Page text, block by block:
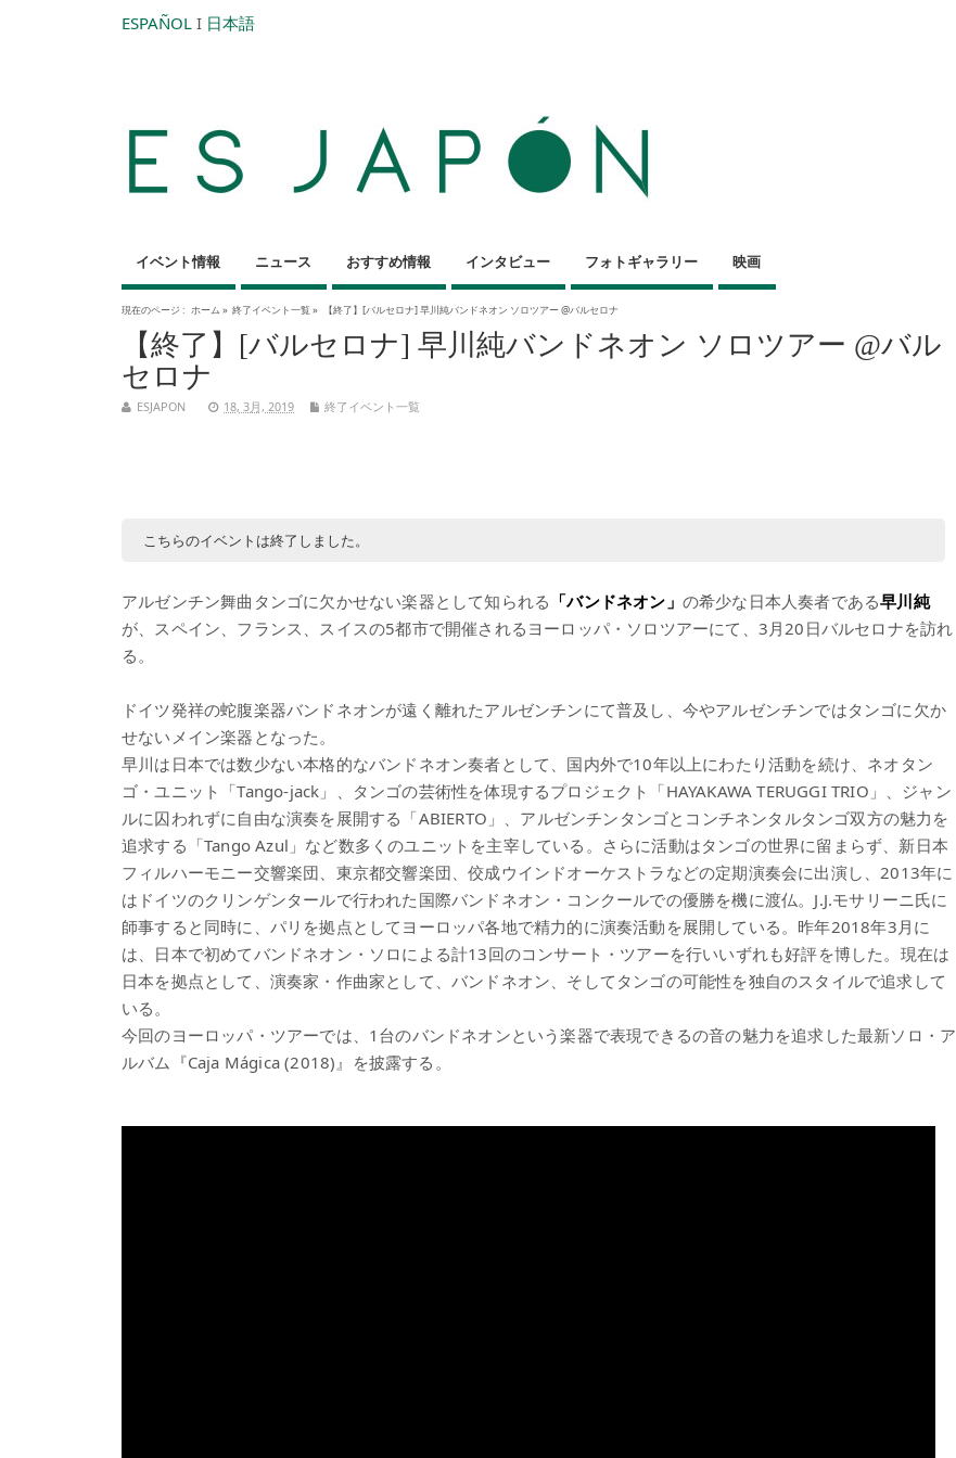
ESPAÑOL I 日本語
イベント情報 ニュース おすすめ情報 インタビュー フォトギャラリー 映画
現在のページ : ホーム » 終了イベント一覧» 【終了】[バルセロナ] 早川純バンドネオン ソロツアー @バルセロナ
【終了】[バルセロナ] 早川純バンドネオン ソロツアー @バル
セロナ
ESJAPON 18, 3月, 2019 終了イベント一覧
こちらのイベントは終了しました。
アルゼンチン舞曲タンゴに欠かせない楽器として知られる 「バンドネオン」 の希少な日本人奏者である早川純
が、スペイン、フランス、スイスの5都市で開催されるヨーロッパ・ソロツアーにて、3月20日バルセロナを訪れ
る。
ドイツ発祥の蛇腹楽器バンドネオンが遠く離れたアルゼンチンにて普及し、今やアルゼンチンではタンゴに欠か
せないメイン楽器となった。
早川は日本では数少ない本格的なバンドネオン奏者として、国内外で10年以上にわたり活動を続け、ネオタン
ゴ・ユニット「Tango-jack」、タンゴの芸術性を体現するプロジェクト「HAYAKAWA TERUGGI TRIO」、ジャン
ルに囚われずに自由な演奏を展開する「ABIERTO」、アルゼンチンタンゴとコンチネンタルタンゴ双方の魅力を
追求する「Tango Azul」など数多くのユニットを主宰している。さらに活動はタンゴの世界に留まらず、新日本
フィルハーモニー交響楽団、東京都交響楽団、佼成ウインドオーケストラなどの定期演奏会に出演し、2013年に
はドイツのクリンゲンタールで行われた国際バンドネオン・コンクールでの優勝を機に渡仏。J.J.モサリーニ氏に
師事すると同時に、パリを拠点としてヨーロッパ各地で精力的に演奏活動を展開している。昨年2018年3月に
は、日本で初めてバンドネオン・ソロによる計13回のコンサート・ツアーを行いいずれも好評を博した。現在は
日本を拠点として、演奏家・作曲家として、バンドネオン、そしてタンゴの可能性を独自のスタイルで追求して
いる。
今回のヨーロッパ・ツアーでは、1台のバンドネオンという楽器で表現できるの音の魅力を追求した最新ソロ・ア
ルバム『Caja Mágica (2018)』を披露する。